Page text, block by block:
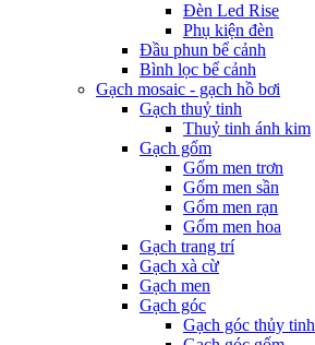
Đèn Led Rise
Phụ kiện đèn
Đầu phun bể cảnh
Bình lọc bể cảnh
Gạch mosaic - gạch hồ bơi
Gạch thuỷ tinh
Thuỷ tinh ánh kim
Gạch gốm
Gốm men trơn
Gốm men sần
Gốm men rạn
Gốm men hoa
Gạch trang trí
Gạch xà cừ
Gạch men
Gạch góc
Gạch góc thủy tinh